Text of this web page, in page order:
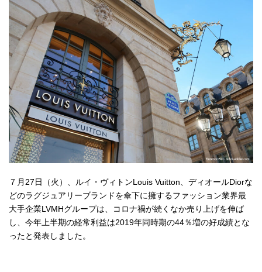
７月27日（火）、ルイ・ヴィトンLouis Vuitton、ディオールDiorな
どのラグジュアリーブランドを傘下に擁するファッション業界最
大手企業LVMHグループは、コロナ禍が続くなか売り上げを伸ば
し、今年上半期の経常利益は2019年同時期の44％増の好成績とな
ったと発表しました。